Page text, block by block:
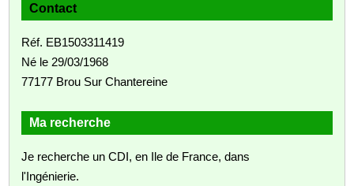
Contact
Réf. EB1503311419
Né le 29/03/1968
77177 Brou Sur Chantereine
Ma recherche
Je recherche un CDI, en Ile de France, dans
l'Ingénierie.